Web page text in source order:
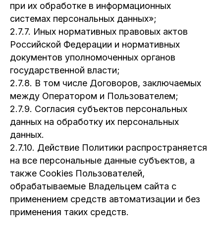
при их обработке в информационных
системах персональных данных»;
2.7.7. Иных нормативных правовых актов
Российской Федерации и нормативных
документов уполномоченных органов
государственной власти;
2.7.8. В том числе Договоров, заключаемых
между Оператором и Пользователем;
2.7.9. Согласия субъектов персональных
данных на обработку их персональных
данных.
2.7.10. Действие Политики распространяется
на все персональные данные субъектов, а
также Cookies Пользователей,
обрабатываемые Владельцем сайта с
применением средств автоматизации и без
применения таких средств.